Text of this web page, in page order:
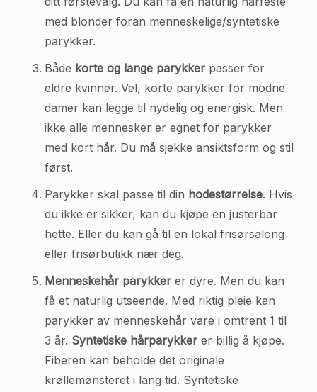
med blonder foran menneskelige/syntetiske
parykker.
Både korte og lange parykker passer for
eldre kvinner. Vel, korte parykker for modne
damer kan legge til nydelig og energisk. Men
ikke alle mennesker er egnet for parykker
med kort hår. Du må sjekke ansiktsform og stil
først.
Parykker skal passe til din hodestørrelse. Hvis
du ikke er sikker, kan du kjøpe en justerbar
hette. Eller du kan gå til en lokal frisørsalong
eller frisørbutikk nær deg.
Menneskehår parykker er dyre. Men du kan
få et naturlig utseende. Med riktig pleie kan
parykker av menneskehår vare i omtrent 1 til
3 år. Syntetiske hårparykker er billig å kjøpe.
Fiberen kan beholde det originale
krøllemønsteret i lang tid. Syntetiske